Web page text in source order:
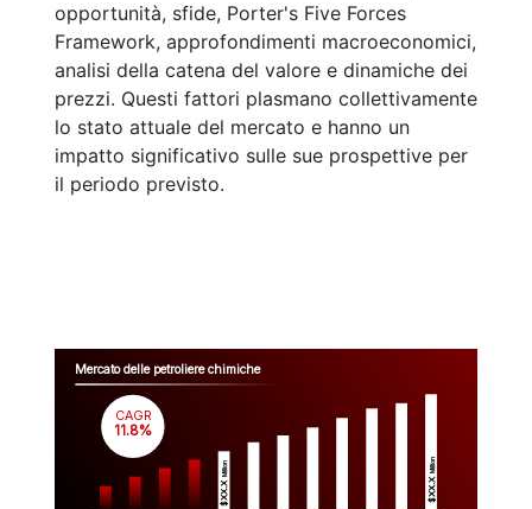
opportunità, sfide, Porter's Five Forces
Framework, approfondimenti macroeconomici,
analisi della catena del valore e dinamiche dei
prezzi. Questi fattori plasmano collettivamente
lo stato attuale del mercato e hanno un
impatto significativo sulle sue prospettive per
il periodo previsto.
Mercato delle petroliere chimiche
$XX.X
Million
$XX.X
Million
CAGR
11.8%